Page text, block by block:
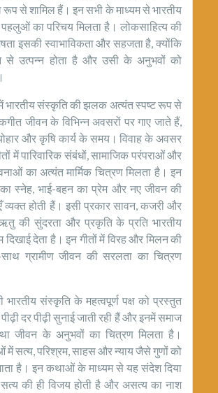
से शामिल हैं। इन सभी के माध्यम से भारतीय
का परिचय मिलता है। लोकसाहित्य की
इसकी स्वाभाविकता और सहजता है, क्योंकि
से उत्पन्न होता है और उसी के अनुभवों को
भारतीय संस्कृति की झलक अत्यंत स्पष्ट रूप से
जीवन के विभिन्न अवसरों पर गाए जाते हैं,
और कृषि कार्य के समय। विवाह के अवसर
में पारिवारिक संबंधों, सामाजिक परंपराओं और
का अत्यंत मार्मिक चित्रण मिलता है। इन
का स्नेह, भाई-बहन का प्रेम और नए जीवन की
होती हैं। इसी प्रकार सावन, कजरी और
ऋतु की सुंदरता और प्रकृति के प्रति भारतीय
दिखाई देता है। इन गीतों में विरह और मिलन की
ग्रामीण जीवन की सरलता का चित्रण
संस्कृति के महत्वपूर्ण पक्ष को प्रस्तुत
दर पीढ़ी सुनाई जाती रही हैं और इनमें समाज
जीवन के अनुभवों का चित्रण मिलता है।
में सत्य, परिश्रम, साहस और न्याय जैसे गुणों को
है। इन कथाओं के माध्यम से यह संदेश दिया
की ही विजय होती है और असत्य का नाश